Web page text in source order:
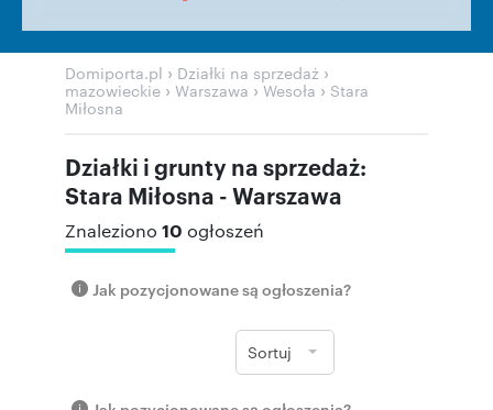
Domiporta.pl › Działki na sprzedaż ›
mazowieckie › Warszawa ›Wesoła › Stara
Miłosna
Działki i grunty na sprzedaż:
Stara Miłosna - Warszawa
Znaleziono 10 ogłoszeń
Jak pozycjonowane są ogłoszenia?
Sortuj